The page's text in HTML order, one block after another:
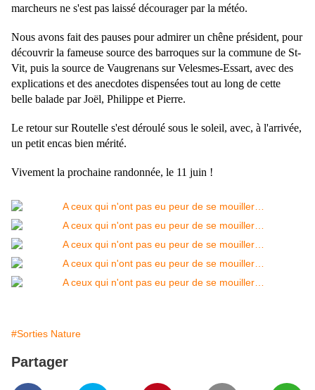
marcheurs ne s'est pas laissé décourager par la météo.
Nous avons fait des pauses pour admirer un chêne président, pour
découvrir la fameuse source des barroques sur la commune de St-
Vit, puis la source de Vaugrenans sur Velesmes-Essart, avec des
explications et des anecdotes dispensées tout au long de cette
belle balade par Joël, Philippe et Pierre.
Le retour sur Routelle s'est déroulé sous le soleil, avec, à l'arrivée,
un petit encas bien mérité.
Vivement la prochaine randonnée, le 11 juin !
#Sorties Nature
Partager